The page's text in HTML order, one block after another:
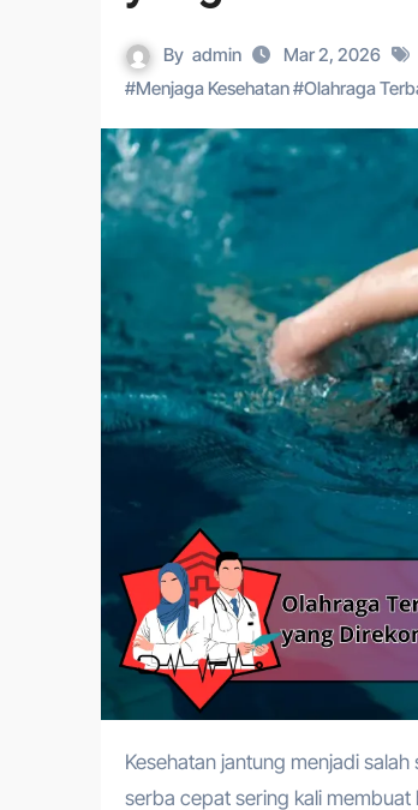
By admin Mar 2, 2026
#Menjaga Kesehatan#Olahraga
Kesehatan jantung menjadi salah satu fokus utama dalam dunia medis di tahun 2026. Gaya hidup modern yang
serba cepat sering kali